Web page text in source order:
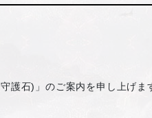
護石)」のご案内を申し上げま